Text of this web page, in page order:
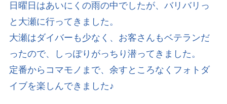
日曜日はあいにくの雨の中でしたが、バリバリっ
と大瀬に行ってきました。
大瀬はダイバーも少なく、お客さんもベテランだ
ったので、しっぽりがっちり潜ってきました。
定番からコマモノまで、余すところなくフォトダ
イブを楽しんできました♪